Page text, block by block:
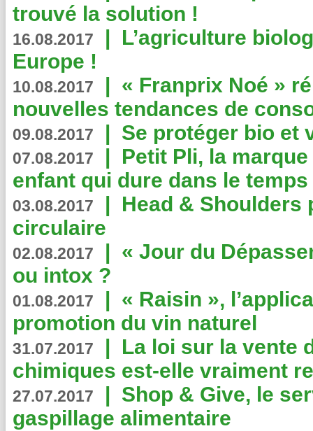
trouvé la solution !
16.08.2017 | L’agriculture
Europe !
10.08.2017 | « Franprix Noé »
nouvelles tendances de
09.08.2017 | Se protéger bio et
07.08.2017 | Petit Pli, la
enfant qui dure dans le temps
03.08.2017 | Head & Shoulders
circulaire
02.08.2017 | « Jour du
ou intox ?
01.08.2017 | « Raisin »,
promotion du vin naturel
31.07.2017 | La loi sur la vente
chimiques est-elle vraiment
27.07.2017 | Shop & Give, le
gaspillage alimentaire